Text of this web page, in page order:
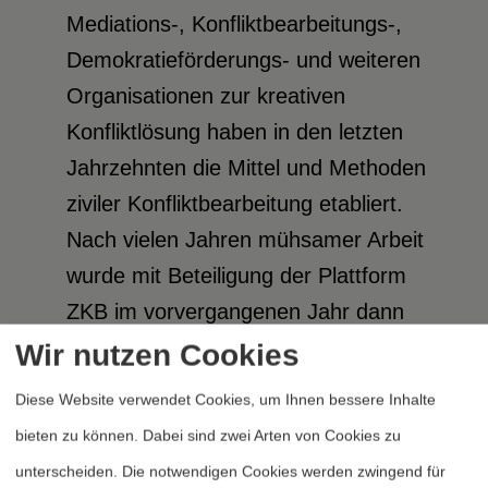
Mediations-, Konfliktbearbeitungs-,
Demokratieförderungs- und weiteren
Organisationen zur kreativen
Konfliktlösung haben in den letzten
Jahrzehnten die Mittel und Methoden
ziviler Konfliktbearbeitung etabliert.
Nach vielen Jahren mühsamer Arbeit
wurde mit Beteiligung der Plattform
ZKB im vorvergangenen Jahr dann
endlich das »Bundesnetzwerk
Parallel zu diesen Entwicklungen wurde
Wir nutzen Cookies
Diese Website verwendet Cookies, um Ihnen bessere Inhalte
bieten zu können. Dabei sind zwei Arten von Cookies zu
unterscheiden. Die notwendigen Cookies werden zwingend für